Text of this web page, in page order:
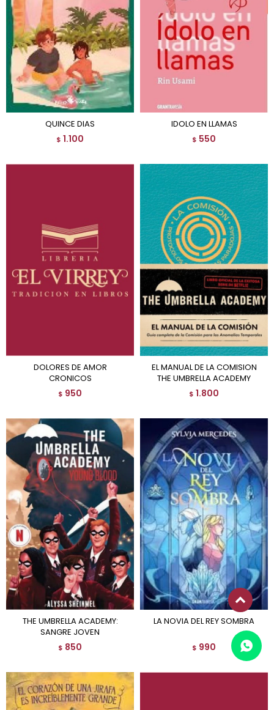
QUINCE DIAS
$ 1.100
IDOLO EN LLAMAS
$ 550
DOLORES DE AMOR
CRONICOS
$ 950
EL MANUAL DE LA COMISION
THE UMBRELLA ACADEMY
$ 1.800
THE UMBRELLA ACADEMY:
SANGRE JOVEN
$ 850
LA NOVIA DEL REY SOMBRA
$ 990